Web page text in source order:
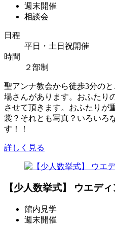
週末開催
相談会
日程
平日・土日祝開催
時間
２部制
聖アンナ教会から徒歩3分の
場さんがあります。おふたり
させて頂きます。おふたりが
裳？それとも写真？いろいろ
す！！
詳しく見る
【少人数挙式】 ウエデ
館内見学
週末開催